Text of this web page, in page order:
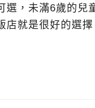
選，未滿6歲的兒
就是很好的選擇